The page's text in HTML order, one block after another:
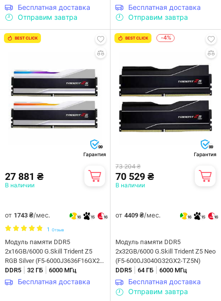
Бесплатная доставка
Отправим завтра
Бесплатная доставка
Отправим завтра
BEST CLICK
99
Гарантия
27 881 ₴
В наличии
от 1743 ₴/мес. 16 15 16
1 Отзыв
Модуль памяти DDR5
2x16GB/6000 G.Skill Trident Z5
RGB Silver (F5-6000J3636F16GX2-
TZ5RS)
DDR5 32 ГБ 6000 МГц
Бесплатная доставка
BEST CLICK -4%
99
Гарантия
73 204 ₴
70 529 ₴
В наличии
от 4409 ₴/мес. 16 15 16
Модуль памяти DDR5
2x32GB/6000 G.Skill Trident Z5 Neo
(F5-6000J3040G32GX2-TZ5N)
DDR5
64 ГБ 6000 МГц
Бесплатная доставка
Отправим завтра